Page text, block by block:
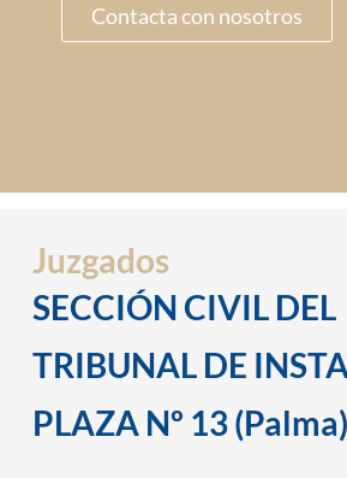
Contacta con nosotros
Juzgados
SECCIÓN CIVIL DEL
TRIBUNAL DE
PLAZA Nº 13 (Palma)